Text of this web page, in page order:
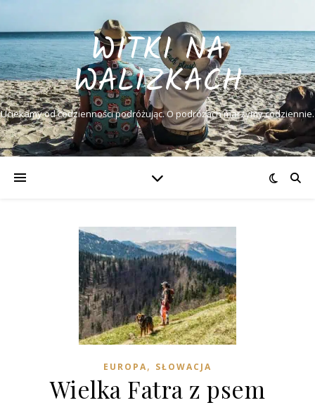
WITKI NA
WALIZKACH
Uciekamy od codzienności podróżując. O podróżach marzymy codziennie.
EUROPA, SŁOWACJA
Wielka Fatra z psem